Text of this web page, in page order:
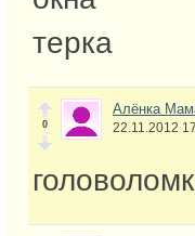
терка
0
Алёнка
22.11.2012